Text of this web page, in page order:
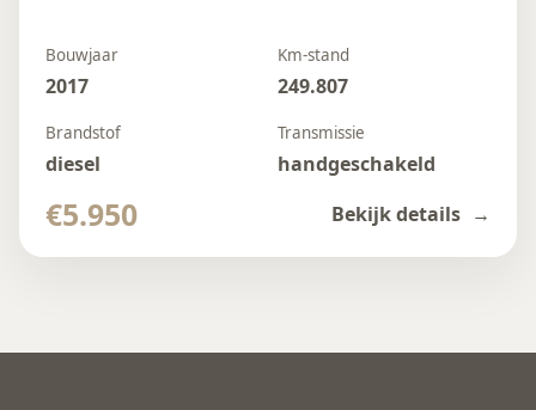
Bouwjaar
2017
Km-stand
249.807
Brandstof
diesel
Transmissie
handgeschakeld
€5.950 Bekijk details